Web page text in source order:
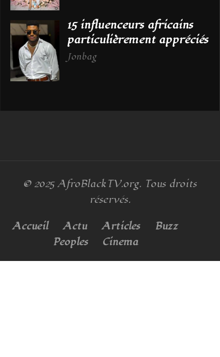
15 influenceurs africains
particulièrement appréciés
Jonbag
© 2025 AfroBlackTV.org. Tous droits
réservés.
Accueil Actu Articles
Buzz
Peoples
Cinema